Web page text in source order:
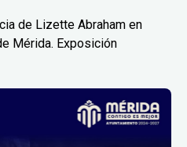
de Lizette Abraham en
Mérida. Exposición